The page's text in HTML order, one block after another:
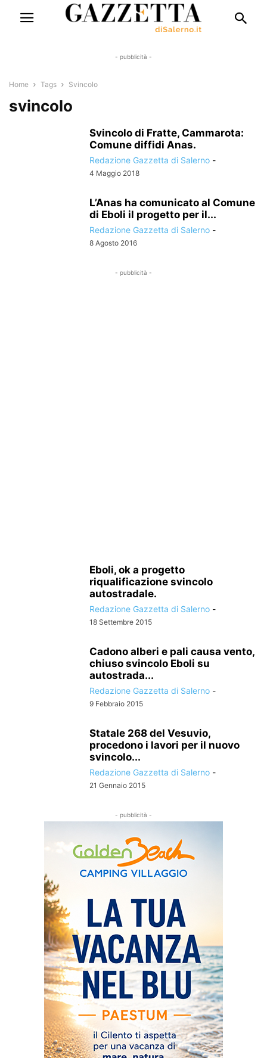
- pubblicità -
Home Tags Svincolo
svincolo
Svincolo di Fratte, Cammarota:
Comune diffidi Anas.
Redazione Gazzetta di Salerno -
4 Maggio 2018
L’Anas ha comunicato al Comune
di Eboli il progetto per il...
Redazione Gazzetta di Salerno -
8 Agosto 2016
- pubblicità -
Eboli, ok a progetto
riqualificazione svincolo
autostradale.
Redazione Gazzetta di Salerno -
18 Settembre 2015
Cadono alberi e pali causa vento,
chiuso svincolo Eboli su
autostrada...
Redazione Gazzetta di Salerno -
9 Febbraio 2015
Statale 268 del Vesuvio,
procedono i lavori per il nuovo
svincolo...
Redazione Gazzetta di Salerno -
21 Gennaio 2015
- pubblicità -